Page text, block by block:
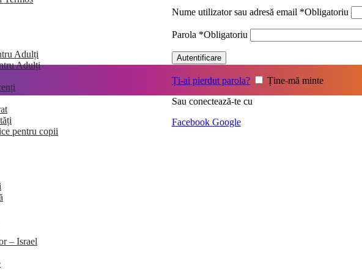
Adulți
Adulți
pentru copii
– Israel
Nume utilizator sau adresă email *Obligatoriu
Parola *Obligatoriu
Autentificare
Ți-ai pierdut parola?
Ține-mă minte
Sau conectează-te cu
Facebook Google